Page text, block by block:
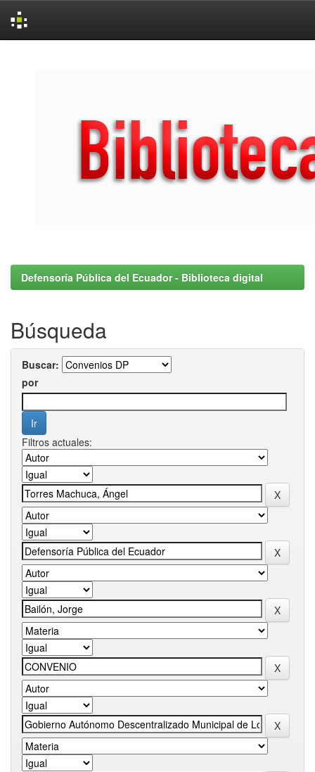
Defensoría Pública del Ecuador - Biblioteca digital
Búsqueda
Buscar:
por
Filtros actuales: